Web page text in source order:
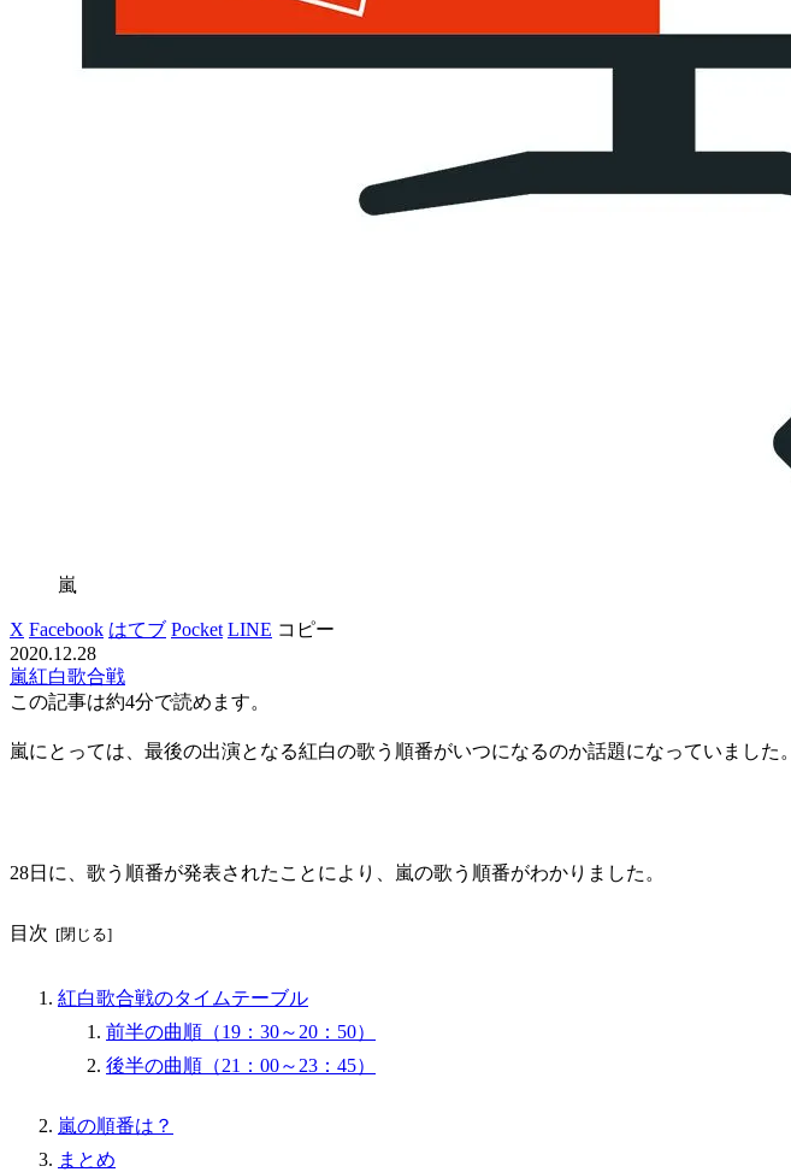
嵐
X Facebook はてブ Pocket LINE コピー
2020.12.28
嵐紅白歌合戦
この記事は約4分で読めます。
嵐にとっては、最後の出演となる紅白の歌う順番がいつになるのか話題になっていました。
28日に、歌う順番が発表されたことにより、嵐の歌う順番がわかりました。
目次
紅白歌合戦のタイムテーブル
前半の曲順（19：30～20：50）
後半の曲順（21：00～23：45）
嵐の順番は？
まとめ